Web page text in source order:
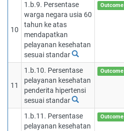
10
1.b.9. Persentase
warga negara usia 60
tahun ke atas
mendapatkan
pelayanan kesehatan
sesuai standar
Outcome
11
1.b.10. Persentase
pelayanan kesehatan
penderita hipertensi
sesuai standar
Outcome
1.b.11. Persentase
pelayanan kesehatan
Outcome